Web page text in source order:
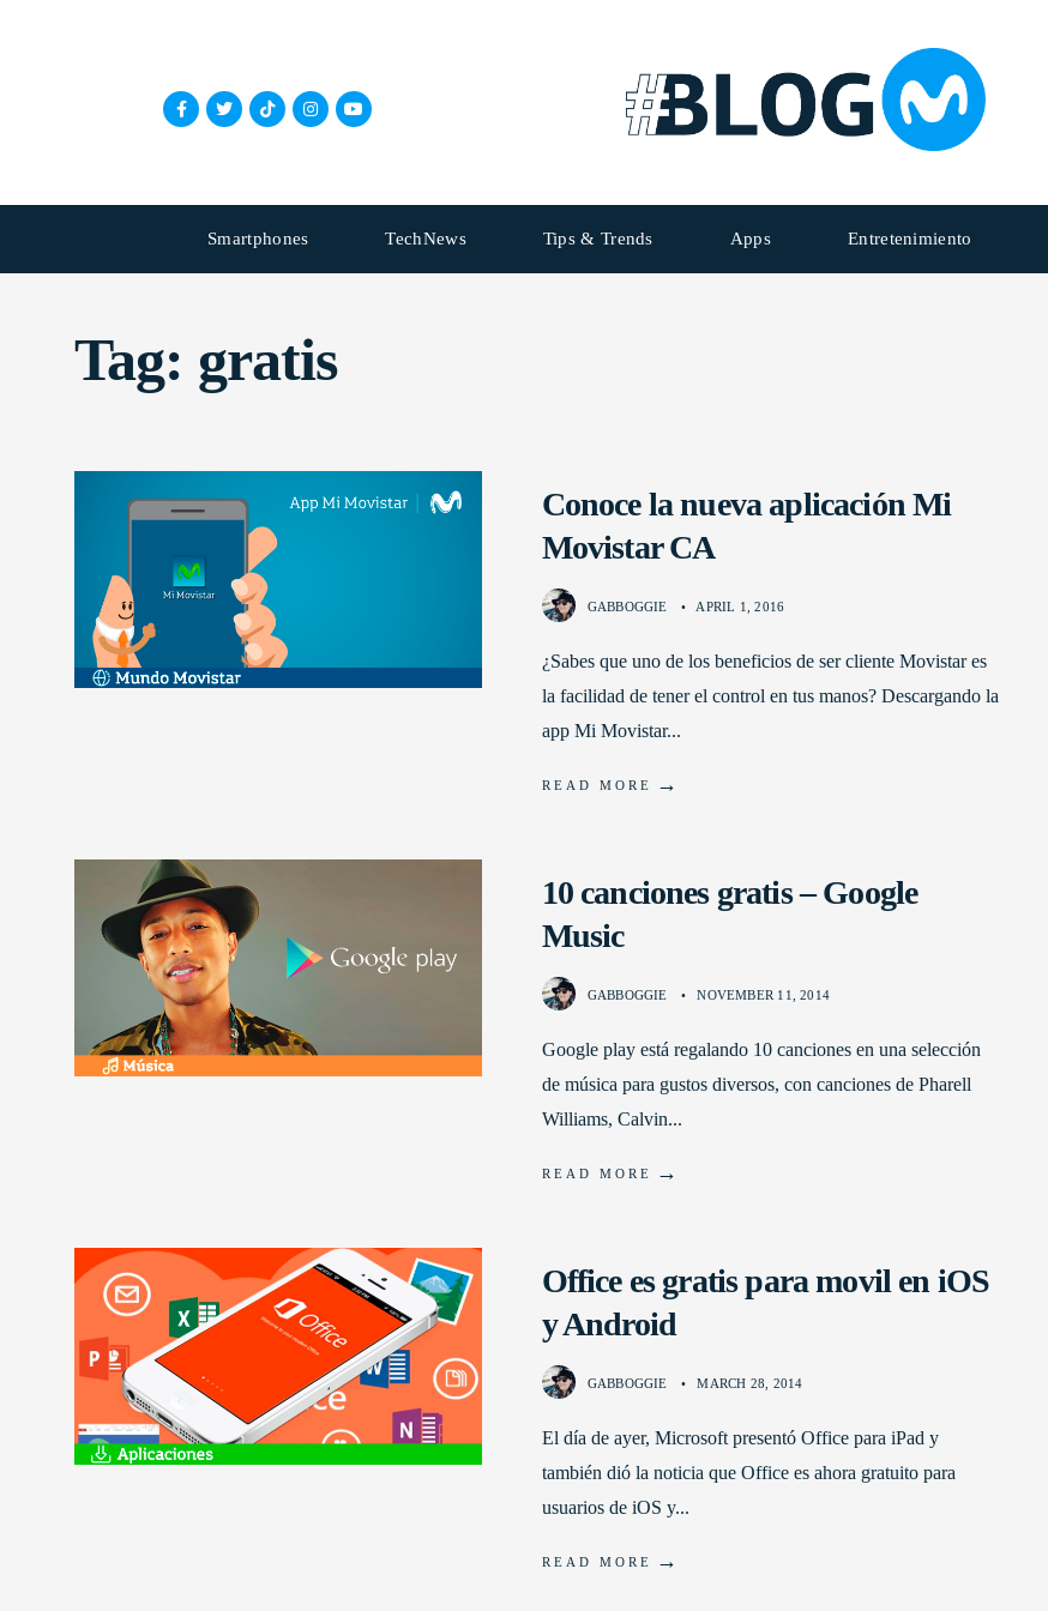
Smartphones TechNews Tips & Trends Apps Entretenimiento
Tag: gratis
Conoce la nueva aplicación Mi
Movistar CA
GABBOGGIE • APRIL 1, 2016
¿Sabes que uno de los beneficios de ser cliente Movistar es
la facilidad de tener el control en tus manos? Descargando la
app Mi Movistar...
READ MORE →
10 canciones gratis – Google
Music
GABBOGGIE • NOVEMBER 11, 2014
Google play está regalando 10 canciones en una selección
de música para gustos diversos, con canciones de Pharell
Williams, Calvin...
READ MORE →
Office es gratis para movil en iOS
y Android
GABBOGGIE • MARCH 28, 2014
El día de ayer, Microsoft presentó Office para iPad y
también dió la noticia que Office es ahora gratuito para
usuarios de iOS y...
READ MORE →